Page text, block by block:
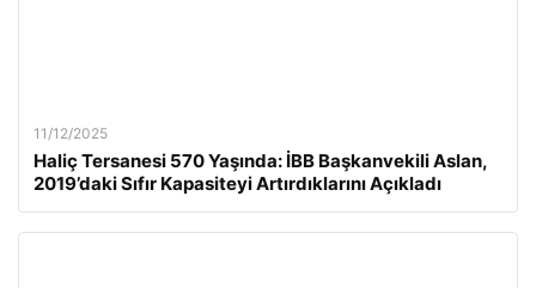
11/12/2025
Haliç Tersanesi 570 Yaşında: İBB Başkanvekili Aslan,
2019’daki Sıfır Kapasiteyi Artırdıklarını Açıkladı